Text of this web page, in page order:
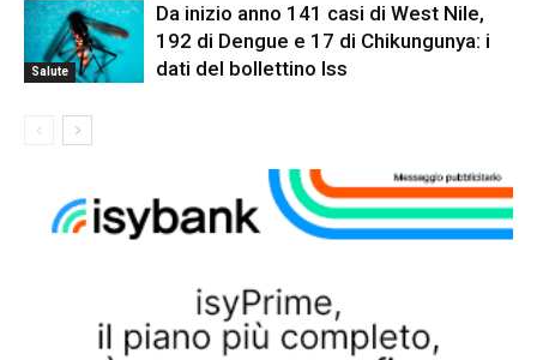
Salute
Da inizio anno 141 casi di West Nile,
192 di Dengue e 17 di Chikungunya: i
dati del bollettino Iss